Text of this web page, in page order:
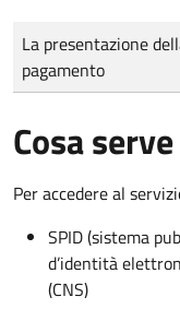
Tipo di pagamento
Importo
La presentazione
pagamento
Cosa serve
Per accedere al
SPID (sistema
d’identità
(CNS)